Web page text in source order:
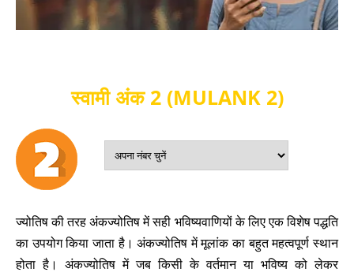
स्वामी अंक 2 (MULANK 2)
ज्योतिष की तरह अंकज्योतिष में सही भविष्यवाणियों के लिए एक विशेष पद्धति
का उपयोग किया जाता है। अंकज्योतिष में मूलांक का बहुत महत्वपूर्ण स्थान
होता है। अंकज्योतिष में जब किसी के वर्तमान या भविष्य को लेकर